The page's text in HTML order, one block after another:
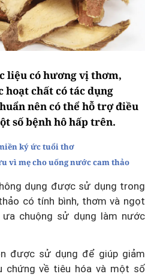
liệu có hương vị thơm,
hoạt chất có tác dụng
nên có thể hỗ trợ điều
số bệnh hô hấp trên.
ký ức tuổi thơ
vì mẹ cho uống nước cam thảo
dụng được sử dụng trong
có tính bình, thơm và ngọt
chuộng sử dụng làm nước
được sử dụng để giúp giảm
chứng về tiêu hóa và một số